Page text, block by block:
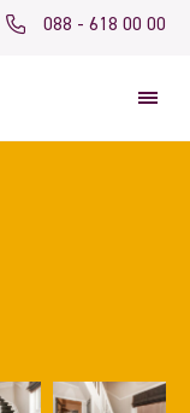
088 - 618 00 00